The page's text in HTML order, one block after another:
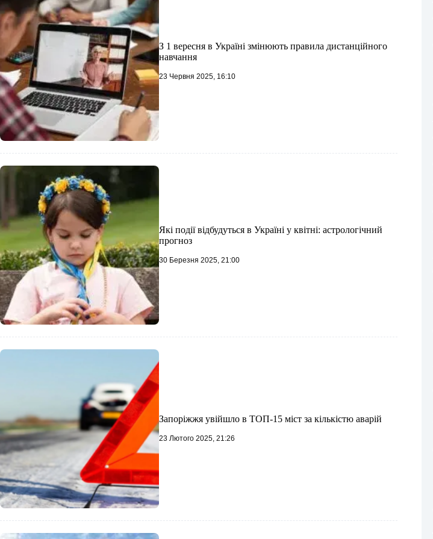
З 1 вересня в Україні змінюють правила дистанційного
навчання
23 Червня 2025, 16:10
Які події відбудуться в Україні у квітні: астрологічний
прогноз
30 Березня 2025, 21:00
Запоріжжя увійшло в ТОП-15 міст за кількістю аварій
23 Лютого 2025, 21:26